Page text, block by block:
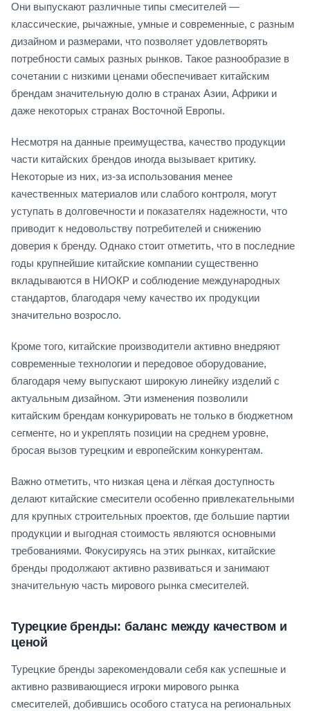
Они выпускают различные типы смесителей —
классические, рычажные, умные и современные, с разным
дизайном и размерами, что позволяет удовлетворять
потребности самых разных рынков. Такое разнообразие в
сочетании с низкими ценами обеспечивает китайским
брендам значительную долю в странах Азии, Африки и
даже некоторых странах Восточной Европы.
Несмотря на данные преимущества, качество продукции
части китайских брендов иногда вызывает критику.
Некоторые из них, из-за использования менее
качественных материалов или слабого контроля, могут
уступать в долговечности и показателях надежности, что
приводит к недовольству потребителей и снижению
доверия к бренду. Однако стоит отметить, что в последние
годы крупнейшие китайские компании существенно
вкладываются в НИОКР и соблюдение международных
стандартов, благодаря чему качество их продукции
значительно возросло.
Кроме того, китайские производители активно внедряют
современные технологии и передовое оборудование,
благодаря чему выпускают широкую линейку изделий с
актуальным дизайном. Эти изменения позволили
китайским брендам конкурировать не только в бюджетном
сегменте, но и укреплять позиции на среднем уровне,
бросая вызов турецким и европейским конкурентам.
Важно отметить, что низкая цена и лёгкая доступность
делают китайские смесители особенно привлекательными
для крупных строительных проектов, где большие партии
продукции и выгодная стоимость являются основными
требованиями. Фокусируясь на этих рынках, китайские
бренды продолжают активно развиваться и занимают
значительную часть мирового рынка смесителей.
Турецкие бренды: баланс между качеством и
ценой
Турецкие бренды зарекомендовали себя как успешные и
активно развивающиеся игроки мирового рынка
смесителей, добившись особого статуса на региональных